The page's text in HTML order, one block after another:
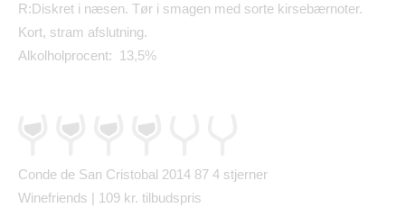
R:Diskret i næsen. Tør i smagen med sorte kirsebærnoter.
Kort, stram afslutning.
Alkolholprocent: 13,5%
Conde de San Cristobal 2014 87 4 stjerner
Winefriends | 109 kr. tilbudspris